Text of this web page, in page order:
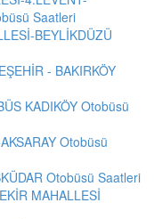
Saatleri
BEYLİKDÜZÜ
- BAKIRKÖY
KADIKÖY Otobüsü
Otobüsü
Otobüsü Saatleri
MAHALLESİ